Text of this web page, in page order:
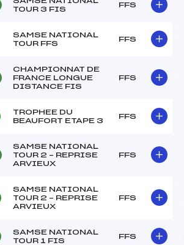
TOUR 3 FIS
FFS
SAMSE NATIONAL
TOUR FFS
FFS
CHAMPIONNAT DE
FRANCE LONGUE
DISTANCE FIS
FFS
TROPHEE DU
BEAUFORT ETAPE 3
FFS
SAMSE NATIONAL
TOUR 2 – REPRISE
ARVIEUX
FFS
SAMSE NATIONAL
TOUR 2 – REPRISE
ARVIEUX
FFS
SAMSE NATIONAL
TOUR 1 FIS
FFS